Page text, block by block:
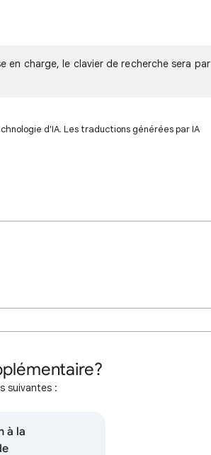
en charge, le clavier de recherche sera par
d'IA. Les traductions générées par IA
suivantes :
à la